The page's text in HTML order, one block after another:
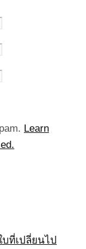
Learn
บที่เปลี่ยนไป